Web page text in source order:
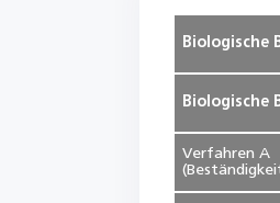
Biologische
Biologische
Verfahren A